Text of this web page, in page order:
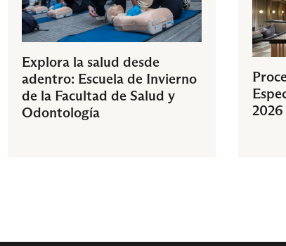
Explora la salud desde
adentro: Escuela de Invierno
de la Facultad de Salud y
Odontología
2026